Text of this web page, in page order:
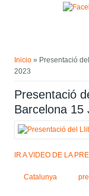
Pasar al contenido
Inicio » Presentació
2023
Presentació
Barcelona 15
IR A VIDEO DE LA
Catalunya